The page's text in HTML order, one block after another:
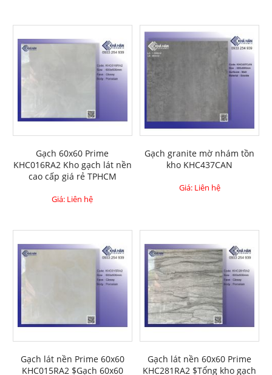
Gạch 60x60 Prime
KHC016RA2 Kho gạch lát nền
cao cấp giá rẻ TPHCM
Giá: Liên hệ
Gạch granite mờ nhám tồn
kho KHC437CAN
Giá: Liên hệ
Gạch lát nền Prime 60x60
KHC015RA2 $Gạch 60x60
Gạch lát nền 60x60 Prime
KHC281RA2 $Tổng kho gạch